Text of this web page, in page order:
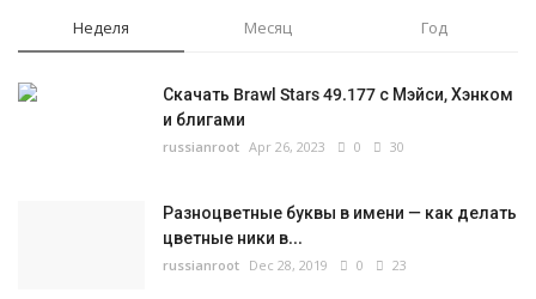
Неделя Месяц Год
Скачать Brawl Stars 49.177 с Мэйси, Хэнком
и блигами
russianroot Apr 26, 2023 0 30
Разноцветные буквы в имени — как делать
цветные ники в...
russianroot Dec 28, 2019 0 23